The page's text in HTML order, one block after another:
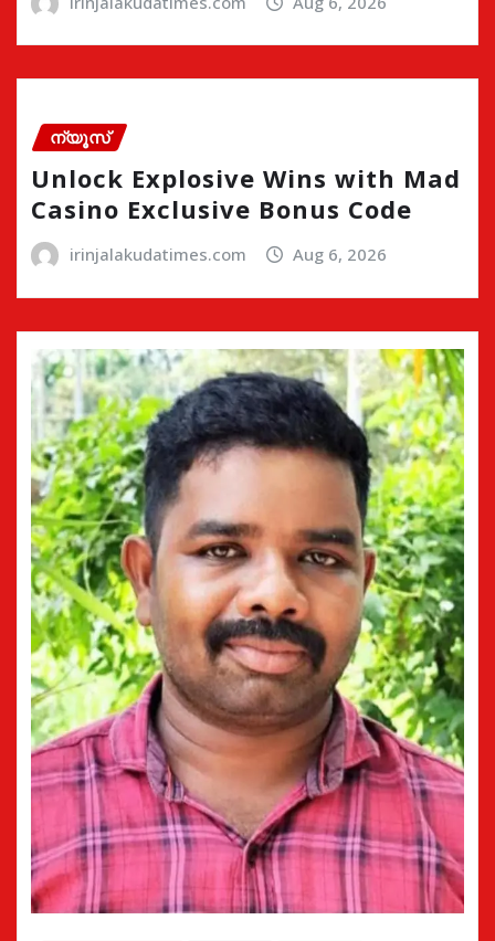
ന്യൂസ്
Unlock Explosive Wins with Mad
Casino Exclusive Bonus Code
irinjalakudatimes.com Aug 6, 2026